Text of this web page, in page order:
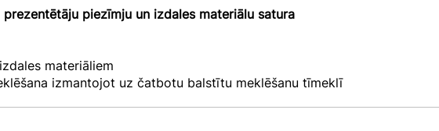
piezīmju un izdales materiālu satura
materiāliem
izmantojot uz čatbotu balstītu meklēšanu tīmeklī